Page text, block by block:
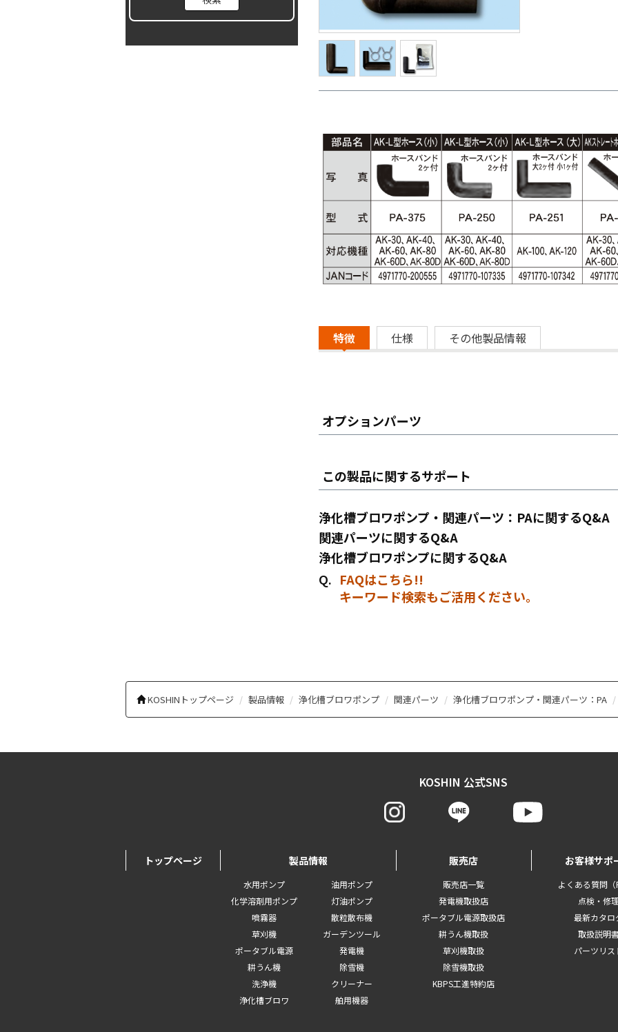
特徴 仕様 その他製品情報
オプションパーツ
この製品に関するサポート
浄化槽ブロワポンプ・関連パーツ：PAに関するQ&A
関連パーツに関するQ&A
浄化槽ブロワポンプに関するQ&A
FAQはこちら!!
キーワード検索もご活用ください。
KOSHINトップページ 製品情報 浄化槽ブロワポンプ 関連パーツ 浄化槽ブロワポンプ・関連パーツ：PA
KOSHIN 公式SNS
トップページ 製品情報
水用ポンプ
油用ポンプ
化学溶剤用ポンプ
灯油ポンプ
噴霧器
散粒散布機
草刈機
ガーデンツール
ポータブル電源
発電機
耕うん機
除雪機
洗浄機
クリーナー
浄化槽ブロワ
舶用機器
販売店
販売店一覧
発電機取扱店
ポータブル電源取扱店
耕うん機取扱
草刈機取扱
除雪機取扱
KBPS工進特約店
お客様サポ
よくある質問（
点検・修理
最新カタロ
取扱説明
パーツリス